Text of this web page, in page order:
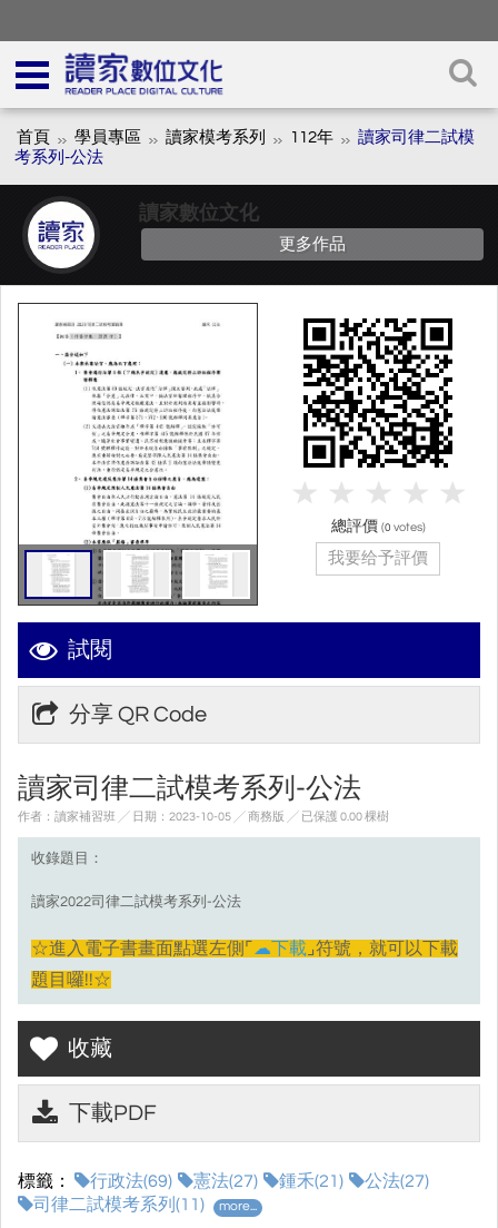
首頁 學員專區 讀家模考系列 112年
讀家司律二試模
考系列-公法
讀家數位文化
更多作品
試閱
分享 QR Code
讀家司律二試模考系列-公法
作者：讀家補習班 ╱ 日期：2023-10-05 ╱ 商務版 ╱ 已保護 0.00 棵樹
收錄題目：
讀家2022司律二試模考系列-公法
☆進入電子書畫面點選左側⌜ ☁下載 ⌟符號，就可以下載
題目囉!!☆
收藏
下載PDF
標籤： 行政法(69) 憲法(27) 鍾禾(21)
公法(27)
司律二試模考系列(11)
more...
總評價 (0 votes)
我要给予評價